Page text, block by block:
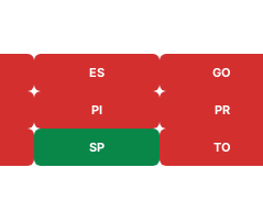
ES GO
PI PR
SP TO